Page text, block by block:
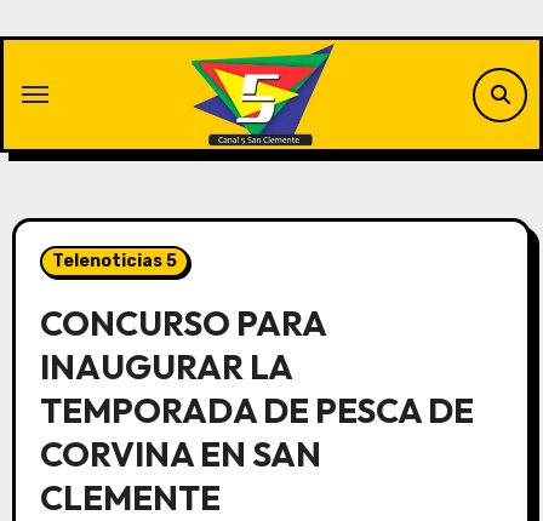
contenido
Telenoticias 5
CONCURSO PARA
INAUGURAR LA
TEMPORADA DE PESCA DE
CORVINA EN SAN
CLEMENTE